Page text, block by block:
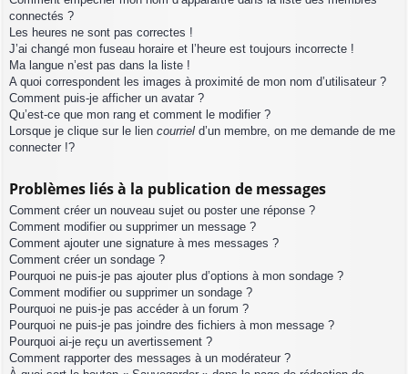
connectés ?
Les heures ne sont pas correctes !
J’ai changé mon fuseau horaire et l’heure est toujours incorrecte !
Ma langue n’est pas dans la liste !
A quoi correspondent les images à proximité de mon nom d’utilisateur ?
Comment puis-je afficher un avatar ?
Qu’est-ce que mon rang et comment le modifier ?
Lorsque je clique sur le lien courriel d’un membre, on me demande de me
connecter !?
Problèmes liés à la publication de messages
Comment créer un nouveau sujet ou poster une réponse ?
Comment modifier ou supprimer un message ?
Comment ajouter une signature à mes messages ?
Comment créer un sondage ?
Pourquoi ne puis-je pas ajouter plus d’options à mon sondage ?
Comment modifier ou supprimer un sondage ?
Pourquoi ne puis-je pas accéder à un forum ?
Pourquoi ne puis-je pas joindre des fichiers à mon message ?
Pourquoi ai-je reçu un avertissement ?
Comment rapporter des messages à un modérateur ?